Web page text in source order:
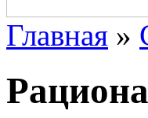
Главная »